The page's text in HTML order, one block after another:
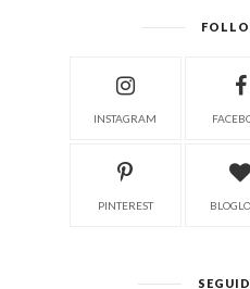
INSTAGRAM
PINTEREST